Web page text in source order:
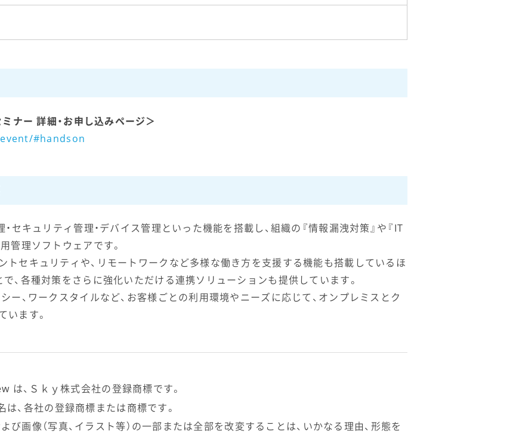
ナー 詳細・お申し込みページ＞
#handson
・セキュリティ管理・デバイス管理といった機能を搭載し、組織の『情報漏洩対策』や『IT
管理ソフトウェアです。
トセキュリティや、リモートワークなど多様な働き方を支援する機能も搭載しているほ
、各種対策をさらに強化いただける連携ソリューションも提供しています。
ー、ワークスタイルなど、お客様ごとの利用環境やニーズに応じて、オンプレミスとク
います。
は、Ｓｋｙ株式会社の登録商標です。
、各社の登録商標または商標です。
画像（写真、イラスト等）の一部または全部を改変することは、いかなる理由、形態を